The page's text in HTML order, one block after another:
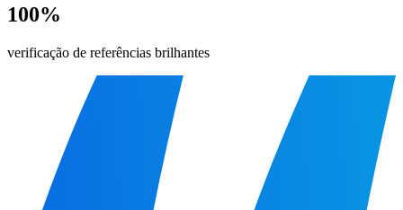
100%
verificação de referências brilhantes